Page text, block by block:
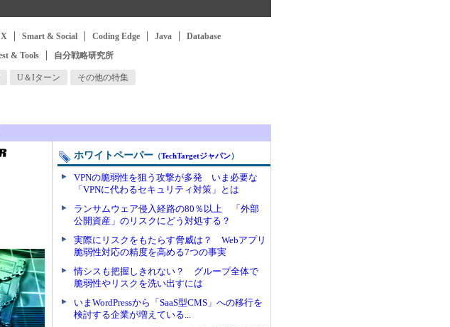
Smart & Social Coding Edge Java
Database
& Tools 自分戦略研究所
U＆Iターン その他の特集
ホワイトペーパー （TechTargetジャパン）
VPNの脆弱性を狙う攻撃が多発 いま必要な
「VPNに代わるセキュリティ対策」とは
ランサムウェア侵入経路の80％以上 「外部
公開資産」のリスクにどう対処する？
実際にリスクをもたらす脅威は？ Webアプリ
脆弱性対応の精度を高める7つの事実
情シスも把握しきれない？ グループ全体で
脆弱性やリスクを洗い出すには
いまWordPressから「SaaS型CMS」への移行を
検討する企業が増えている...